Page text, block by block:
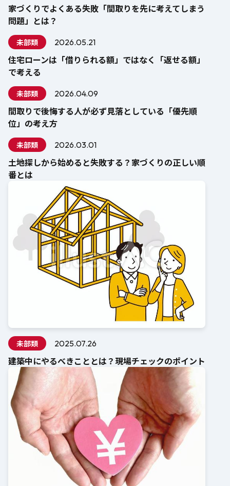
家づくりでよくある失敗「間取りを先に考えてしまう
問題」とは？
未部類 2026.05.21
住宅ローンは「借りられる額」ではなく「返せる額」
で考える
未部類 2026.04.09
間取りで後悔する人が必ず見落としている「優先順
位」の考え方
未部類 2026.03.01
土地探しから始めると失敗する？家づくりの正しい順
番とは
未部類 2025.07.26
建築中にやるべきこととは？現場チェックのポイント